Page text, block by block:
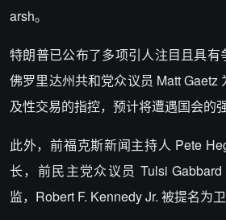
arsh。
特朗普已公布了多项引人注目且具有
佛罗里达州共和党众议员 Matt Gaetz
及性交易的指控，预计将遭遇国会的
此外，前福克斯新闻主持人 Pete
长，前民主党众议员 Tulsi
监，Robert F. Kennedy Jr. 被提名为